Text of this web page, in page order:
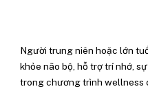
Người trung niên hoặc lớn
khỏe não bộ, hỗ trợ trí nhớ,
trong chương trình wellness